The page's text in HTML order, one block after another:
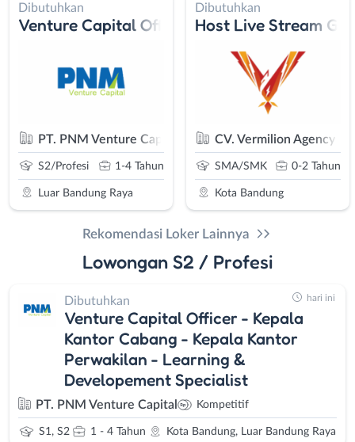
Dibutuhkan
Venture Capital Officer - Kepala Kantor
PT. PNM Venture Capital
S2/Profesi 1-4 Tahun
Luar Bandung Raya
Dibutuhkan
Host Live Stream
CV. Vermilion Agency
SMA/SMK 0-2 Tahun
Kota Bandung
Rekomendasi Loker Lainnya
Lowongan S2 / Profesi
Dibutuhkan
Venture Capital Officer - Kepala
Kantor Cabang - Kepala Kantor
Perwakilan - Learning &
Developement Specialist
PT. PNM Venture Capital Kompetitif
S1, S2 1 - 4 Tahun Kota Bandung, Luar Bandung Raya
hari ini